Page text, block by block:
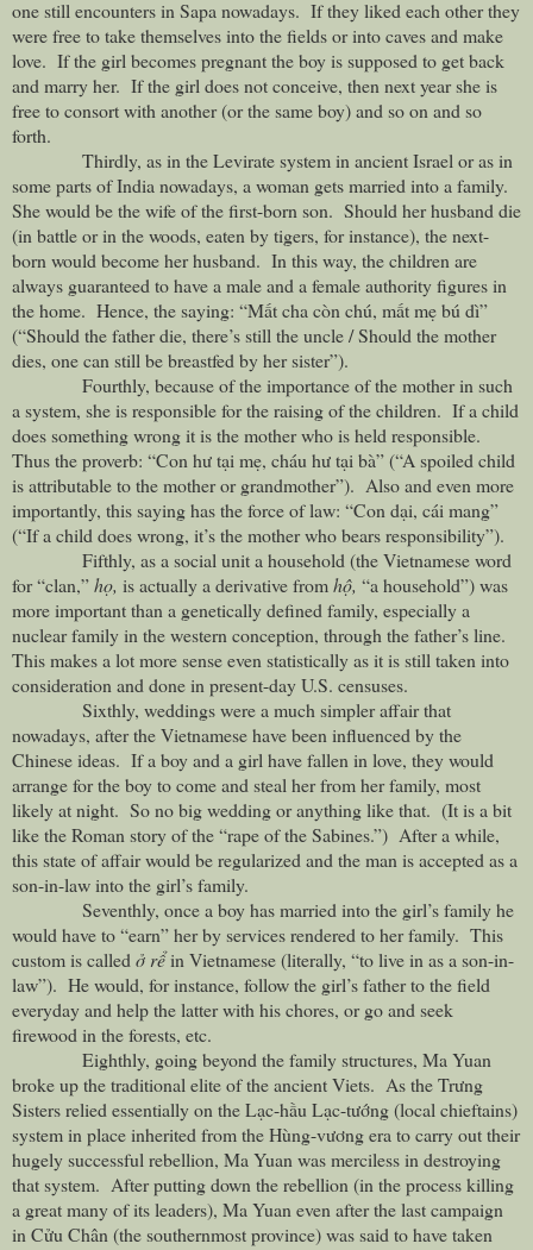
one still encounters in Sapa nowadays. If they liked each other they
were free to take themselves into the fields or into caves and make
love. If the girl becomes pregnant the boy is supposed to get back
and marry her. If the girl does not conceive, then next year she is
free to consort with another (or the same boy) and so on and so
forth.
Thirdly, as in the Levirate system in ancientIsrael or as in
some parts ofIndia nowadays, a woman gets married into a family.
She would be the wife of the first-born son. Should her husband die
(in battle or in the woods, eaten by tigers, for instance), the next-
born would become her husband. In this way, the children are
always guaranteed to have a male and a female authority figures in
the home. Hence, the saying: “Mất cha còn chú, mất mẹ bú dì”
(“Should the father die, there’s still the uncle / Should the mother
dies, one can still be breastfed by her sister”).
Fourthly, because of the importance of the mother in such
a system, she is responsible for the raising of the children. If a child
does something wrong it is the mother who is held responsible.
Thus the proverb: “Con hư tại mẹ, cháu hư tại bà” (“A spoiled child
is attributable to the mother or grandmother”). Also and even more
importantly, this saying has the force of law: “Con dại, cái mang”
(“If a child does wrong, it’s the mother who bears responsibility”).
Fifthly, as a social unit a household (the Vietnamese word
for “clan,”họ, is actually a derivative fromhộ, “a household”) was
more important than a genetically defined family, especially a
nuclear family in the western conception, through the father’s line.
This makes a lot more sense even statistically as it is still taken into
consideration and done in present-dayU.S. censuses.
Sixthly, weddings were a much simpler affair that
nowadays, after the Vietnamese have been influenced by the
Chinese ideas. If a boy and a girl have fallen in love, they would
arrange for the boy to come and steal her from her family, most
likely at night. So no big wedding or anything like that. (It is a bit
like the Roman story of the “rape of the Sabines.”) After a while,
this state of affair would be regularized and the man is accepted as a
son-in-law into the girl’s family.
Seventhly, once a boy has married into the girl’s family he
would have to “earn” her by services rendered to her family. This
custom is called ở rểin Vietnamese (literally, “to live in as a son-in-
law”). He would, for instance, follow the girl’s father to the field
everyday and help the latter with his chores, or go and seek
firewood in the forests, etc.
Eighthly, going beyond the family structures, Ma Yuan
broke up the traditional elite of the ancient Viets. As the Trưng
Sisters relied essentially on the Lạc-hầu Lạc-tướng (local chieftains)
system in place inherited from the Hùng-vương era to carry out their
hugely successful rebellion, Ma Yuan was merciless in destroying
that system. After putting down the rebellion (in the process killing
a great many of its leaders), Ma Yuan even after the last campaign
in Cửu Chân (the southernmost province) was said to have taken